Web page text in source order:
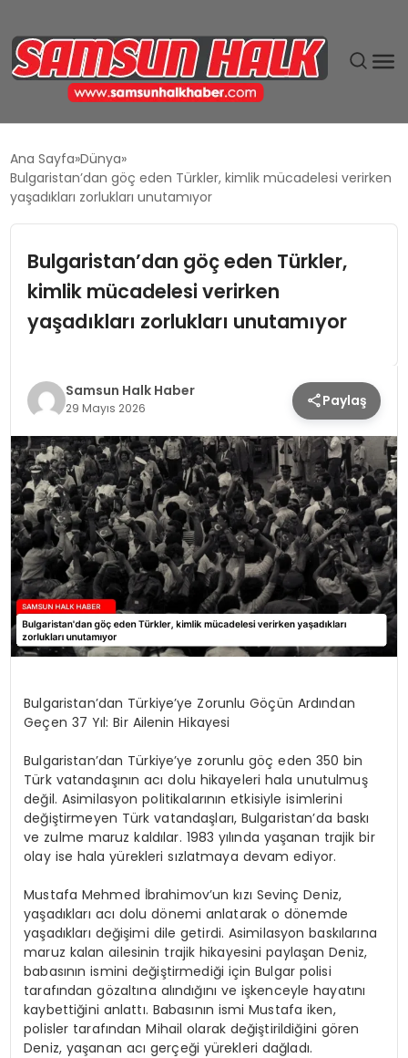
EĞITIM
GÜNDEM
MAGAZIN
SIYASET
SPOR
TEKNOLOJI
YAŞAM
Ana Sayfa Dünya
Bulgaristan’dan göç eden Türkler, kimlik mücadelesi verirken
yaşadıkları zorlukları unutamıyor
Bulgaristan’dan göç eden Türkler,
kimlik mücadelesi verirken
yaşadıkları zorlukları unutamıyor
Samsun Halk Haber
29 Mayıs 2026 Paylaş
Bulgaristan’dan Türkiye’ye Zorunlu Göçün Ardından
Geçen 37 Yıl: Bir Ailenin Hikayesi
Bulgaristan’dan Türkiye’ye zorunlu göç eden 350 bin
Türk vatandaşının acı dolu hikayeleri hala unutulmuş
değil. Asimilasyon politikalarının etkisiyle isimlerini
değiştirmeyen Türk vatandaşları, Bulgaristan’da baskı
ve zulme maruz kaldılar. 1983 yılında yaşanan trajik bir
olay ise hala yürekleri sızlatmaya devam ediyor.
Mustafa Mehmed İbrahimov’un kızı Sevinç Deniz,
yaşadıkları acı dolu dönemi anlatarak o dönemde
yaşadıkları değişimi dile getirdi. Asimilasyon baskılarına
maruz kalan ailesinin trajik hikayesini paylaşan Deniz,
babasının ismini değiştirmediği için Bulgar polisi
tarafından gözaltına alındığını ve işkenceyle hayatını
kaybettiğini anlattı. Babasının ismi Mustafa iken,
polisler tarafından Mihail olarak değiştirildiğini gören
Deniz, yaşanan acı gerçeği yürekleri dağladı.